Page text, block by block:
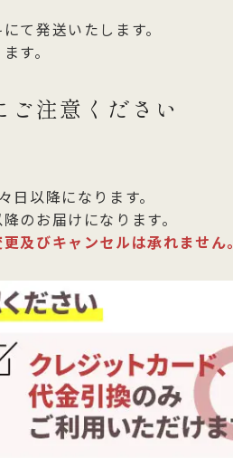
て発送いたします。
す。
注意ください
以降になります。
のお届けになります。
及びキャンセルは承れません。